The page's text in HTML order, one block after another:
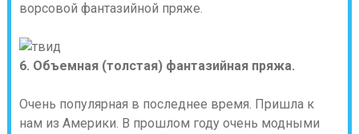
ворсовой фантазийной пряже.
6. Объемная (толстая) фантазийная пряжа.
Очень популярная в последнее время. Пришла к
нам из Америки. В прошлом году очень модными